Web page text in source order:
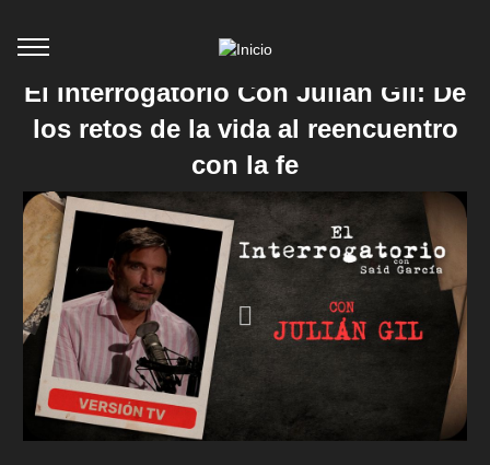
El Interrogatorio Con Julián Gil: De
los retos de la vida al reencuentro
con la fe